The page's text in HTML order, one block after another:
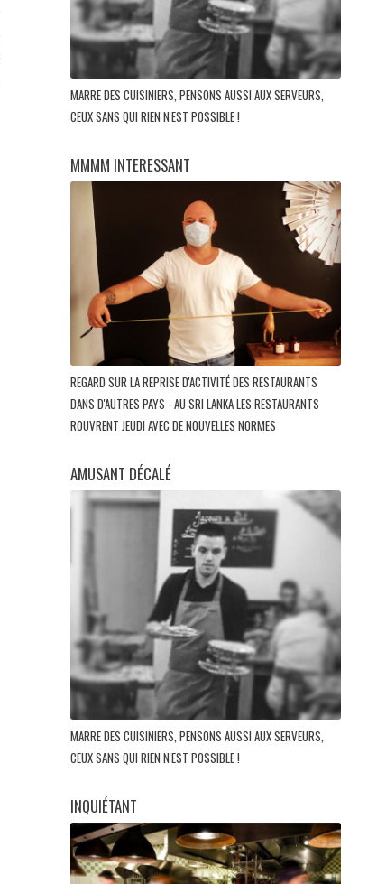
MARRE DES CUISINIERS, PENSONS AUSSI AUX SERVEURS,
CEUX SANS QUI RIEN N'EST POSSIBLE !
MMMM INTERESSANT
REGARD SUR LA REPRISE D'ACTIVITÉ DES RESTAURANTS
DANS D'AUTRES PAYS - AU SRI LANKA LES RESTAURANTS
ROUVRENT JEUDI AVEC DE NOUVELLES NORMES
AMUSANT DÉCALÉ
MARRE DES CUISINIERS, PENSONS AUSSI AUX SERVEURS,
CEUX SANS QUI RIEN N'EST POSSIBLE !
INQUIÉTANT